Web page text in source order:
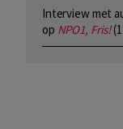
Interview met
op NPO1, Fris!